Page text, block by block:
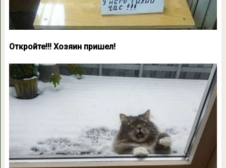
Откройте!!! Хозяин пришел!